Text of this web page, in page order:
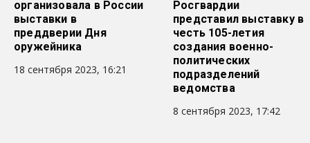
организовала в России
выставки в
преддверии Дня
оружейника
18 сентября 2023, 16:21
Росгвардии
представил выставку в
честь 105-летия
создания военно-
политических
подразделений
ведомства
8 сентября 2023, 17:42